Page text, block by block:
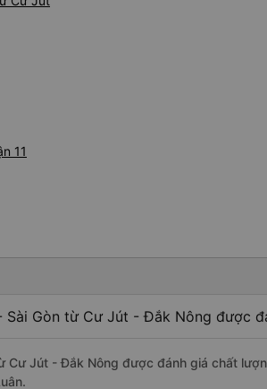
11
Sài Gòn từ Cư Jút - Đắk Nông được
Cư Jút - Đắk Nông được đánh giá chất